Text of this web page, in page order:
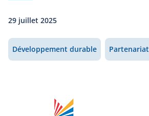
29 juillet 2025
Développement durable Partenariat